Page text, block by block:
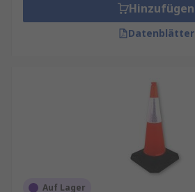
Hinzufügen
Datenblätter
Auf Lager